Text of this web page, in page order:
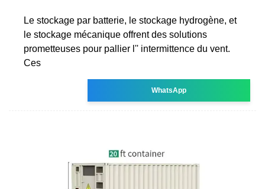
Le stockage par batterie, le stockage hydrogène, et
le stockage mécanique offrent des solutions
prometteuses pour pallier l'' intermittence du vent.
Ces
WhatsApp